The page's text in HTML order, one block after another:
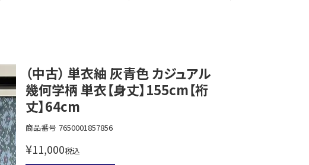
（中古） 単衣紬 灰青色 カジュアル
幾何学柄 単衣【身丈】155cm【裄
丈】64cm
商品番号 7650001857856
¥11,000税込